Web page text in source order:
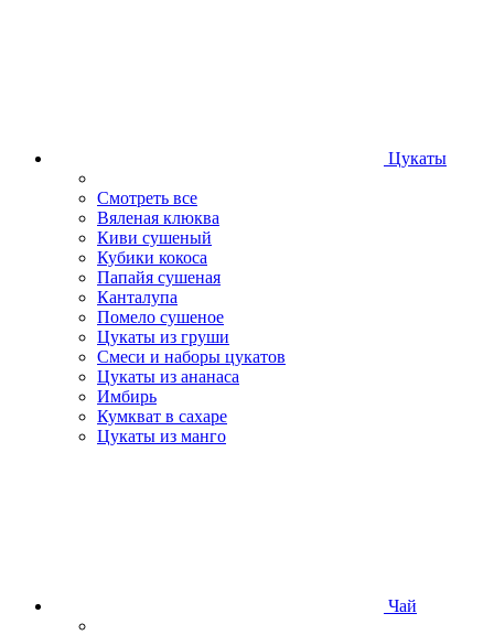
Цукаты
Смотреть все
Вяленая клюква
Киви сушеный
Кубики кокоса
Папайя сушеная
Канталупа
Помело сушеное
Цукаты из груши
Смеси и наборы цукатов
Цукаты из ананаса
Имбирь
Кумкват в сахаре
Цукаты из манго
Чай